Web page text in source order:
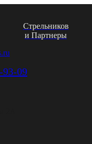
Стрельников
и Партнеры
93-09